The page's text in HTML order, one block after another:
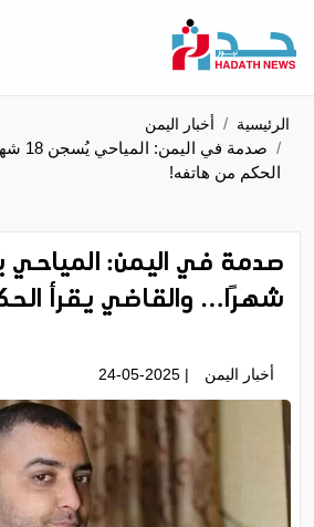
الرئيسية أخبار اليمن
صدمة
الحكم من هاتفه!
شهرًا… والقاضي يقرأ
أخبار اليمن | 24-05-2025